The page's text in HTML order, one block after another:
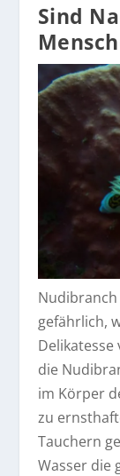
Sind
gefährlich,
Delikatesse
die
im Körper
zu
Tauchern
Wasser die